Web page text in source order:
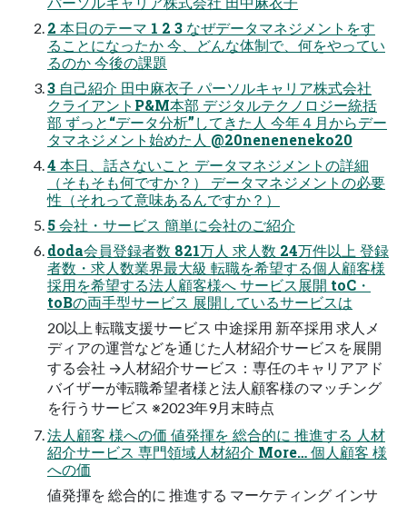
2 本日のテーマ 1 2 3 なぜデータマネジメントをす
ることになったか 今、どんな体制で、何をやってい
るのか 今後の課題
3 自己紹介 田中麻衣子 パーソルキャリア株式会社
クライアントP&M本部 デジタルテクノロジー統括
部 ずっと“データ分析”してきた人 今年４月からデー
タマネジメント始めた人 @20neneneneko20
4 本日、話さないこと データマネジメントの詳細
（そもそも何ですか？） データマネジメントの必要
性（それって意味あるんですか？）
5 会社・サービス 簡単に会社のご紹介
doda会員登録者数 821万人 求人数 24万件以上 登録
者数・求人数業界最大級 転職を希望する個人顧客様
採用を希望する法人顧客様へ サービス展開 toC・
toBの両手型サービス 展開しているサービスは
20以上 転職支援サービス 中途採用 新卒採用 求人メ
ディアの運営などを通じた人材紹介サービスを展開
する会社 →人材紹介サービス：専任のキャリアアド
バイザーが転職希望者様と法人顧客様のマッチング
を行うサービス ※2023年9月末時点
法人顧客 様への価 値発揮を 総合的に 推進する 人材
紹介サービス 専門領域人材紹介 More… 個人顧客 様
への価
値発揮を 総合的に 推進する マーケティング インサ